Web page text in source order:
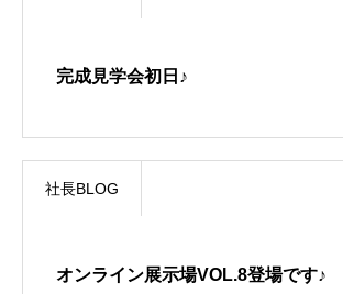
かなう家が設計施工した住まいの写真
完成見学会初日♪
社長BLOG
オンライン展示場VOL.8登場です♪